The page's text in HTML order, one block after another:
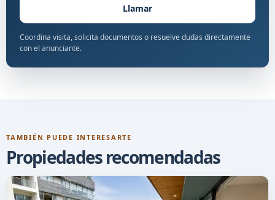
Llamar
Coordina visita, solicita documentos o resuelve dudas directamente
con el anunciante.
TAMBIÉN PUEDE INTERESARTE
Propiedades recomendadas